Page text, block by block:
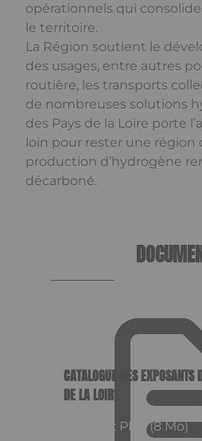
opérationnels qui
le territoire.
La Région soutient le
des usages, entre autres
routière, les transports
de nombreuses solutions
des Pays de la Loire porte
loin pour rester une région
production d’hydrogène
décarboné.
CATALOGUE DES EXPOSANTS
DE LA LOIRE
Format : PDF (8 Mo)